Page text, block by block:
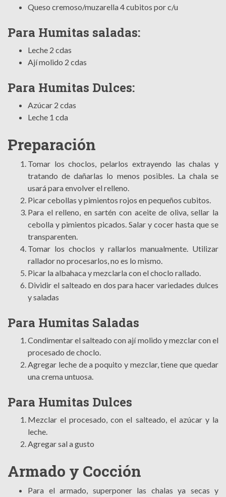
Queso cremoso/muzarella 4 cubitos por c/u
Para Humitas saladas:
Leche 2 cdas
Ají molido 2 cdas
Para Humitas Dulces:
Azúcar 2 cdas
Leche 1 cda
Preparación
Tomar los choclos, pelarlos extrayendo las chalas y
tratando de dañarlas lo menos posibles. La chala se
usará para envolver el relleno.
Picar cebollas y pimientos rojos en pequeños cubitos.
Para el relleno, en sartén con aceite de oliva, sellar la
cebolla y pimientos picados. Salar y cocer hasta que se
transparenten.
Tomar los choclos y rallarlos manualmente. Utilizar
rallador no procesarlos, no es lo mismo.
Picar la albahaca y mezclarla con el choclo rallado.
Dividir el salteado en dos para hacer variedades dulces
y saladas
Para Humitas Saladas
Condimentar el salteado con ají molido y mezclar con el
procesado de choclo.
Agregar leche de a poquito y mezclar, tiene que quedar
una crema untuosa.
Para Humitas Dulces
Mezclar el procesado, con el salteado, el azúcar y la
leche.
Agregar sal a gusto
Armado y Cocción
Para el armado, superponer las chalas ya secas y